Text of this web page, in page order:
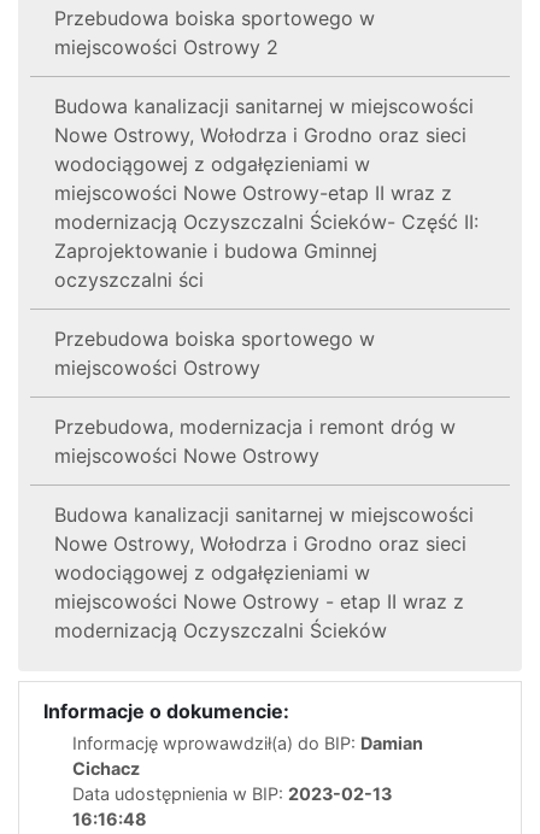
Przebudowa boiska sportowego w
miejscowości Ostrowy 2
Budowa kanalizacji sanitarnej w miejscowości
Nowe Ostrowy, Wołodrza i Grodno oraz sieci
wodociągowej z odgałęzieniami w
miejscowości Nowe Ostrowy-etap II wraz z
modernizacją Oczyszczalni Ścieków- Część II:
Zaprojektowanie i budowa Gminnej
oczyszczalni ści
Przebudowa boiska sportowego w
miejscowości Ostrowy
Przebudowa, modernizacja i remont dróg w
miejscowości Nowe Ostrowy
Budowa kanalizacji sanitarnej w miejscowości
Nowe Ostrowy, Wołodrza i Grodno oraz sieci
wodociągowej z odgałęzieniami w
miejscowości Nowe Ostrowy - etap II wraz z
modernizacją Oczyszczalni Ścieków
Informacje o dokumencie:
Informację wprowawdził(a) do BIP: Damian
Cichacz
Data udostępnienia w BIP: 2023-02-13
16:16:48